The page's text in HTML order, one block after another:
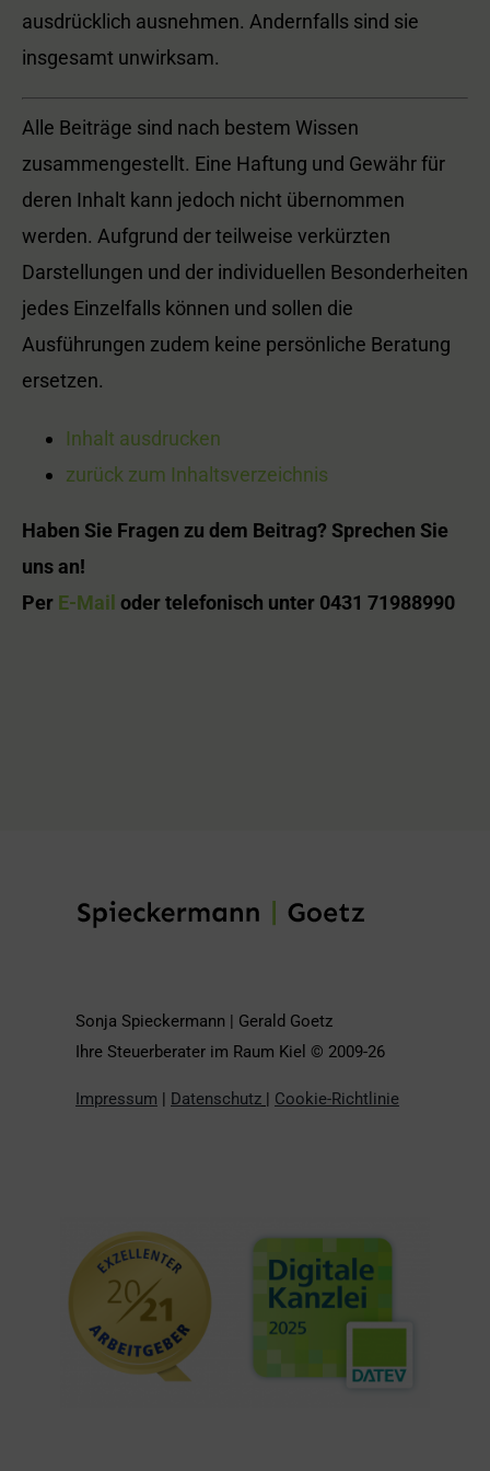
ausdrücklich ausnehmen. Andernfalls sind sie
insgesamt unwirksam.
Alle Beiträge sind nach bestem Wissen
zusammengestellt. Eine Haftung und Gewähr für
deren Inhalt kann jedoch nicht übernommen
werden. Aufgrund der teilweise verkürzten
Darstellungen und der individuellen Besonderheiten
jedes Einzelfalls können und sollen die
Ausführungen zudem keine persönliche Beratung
ersetzen.
Inhalt ausdrucken
zurück zum Inhaltsverzeichnis
Haben Sie Fragen zu dem Beitrag? Sprechen Sie
uns an!
Per E-Mail oder telefonisch unter 0431 71988990
Sonja Spieckermann | Gerald Goetz
Ihre Steuerberater im Raum Kiel © 2009-26
Impressum | Datenschutz | Cookie-Richtlinie